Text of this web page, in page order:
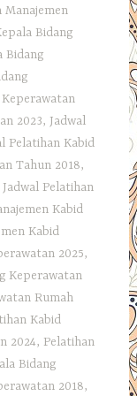
Manajemen
Bidang
Bidang
2023, Jadwal
Pelatihan Kabid
Tahun 2018,
Jadwal Pelatihan
Kabid
Kabid
2025,
Keperawatan
Rumah
Kabid
2024, Pelatihan
Bidang
2018,